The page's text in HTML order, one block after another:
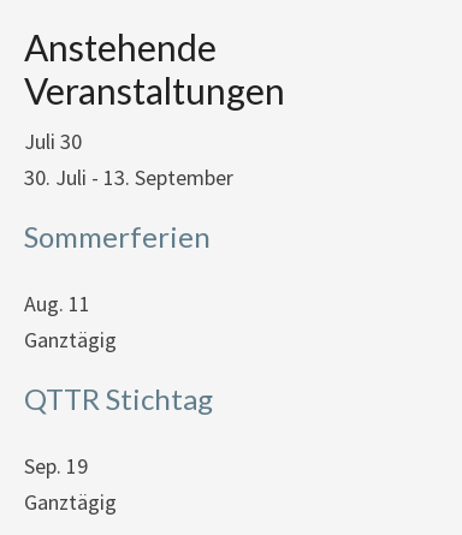
Anstehende
Veranstaltungen
Juli 30
30. Juli - 13. September
Sommerferien
Aug. 11
Ganztägig
QTTR Stichtag
Sep. 19
Ganztägig